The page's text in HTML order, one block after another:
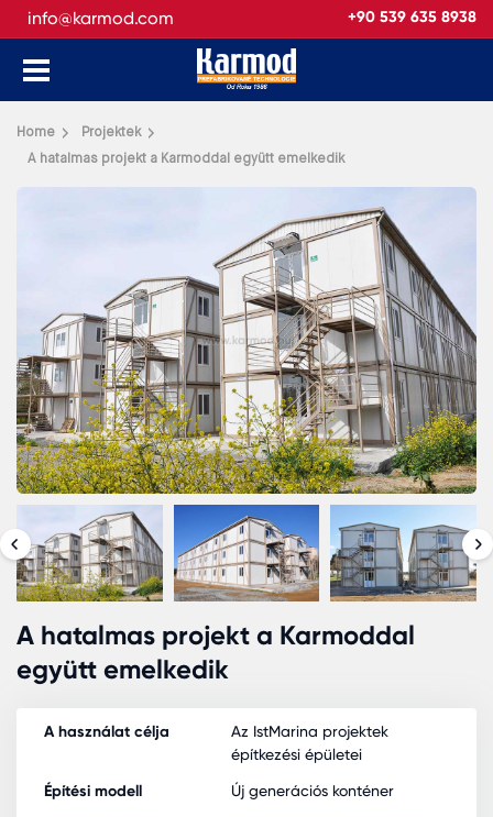
info@karmod.com +90 539 635 8938
Home
Projektek
A hatalmas projekt a Karmoddal együtt emelkedik
A hatalmas projekt a Karmoddal
együtt emelkedik
A használat célja
Az IstMarina projektek
építkezési épületei
Építési modell Új generációs konténer